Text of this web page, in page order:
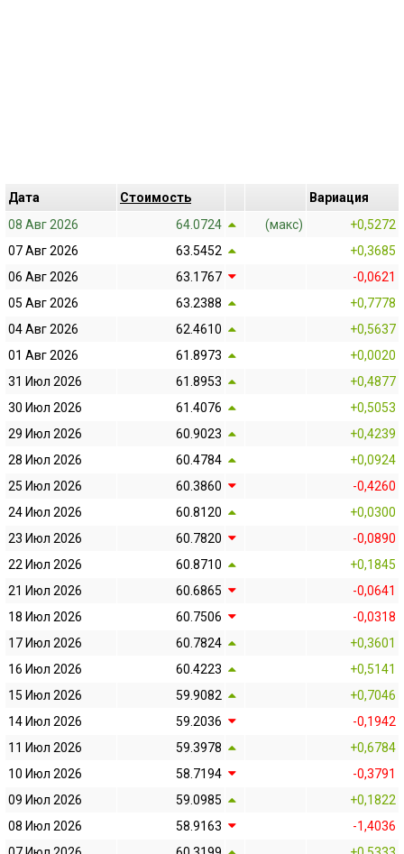
Дата Cтоимость
Bариация
08 Авг 2026
64.0724 (макс)
+0,5272
07 Авг 2026
63.5452
+0,3685
06 Авг 2026
63.1767
-0,0621
05 Авг 2026
63.2388
+0,7778
04 Авг 2026
62.4610
+0,5637
01 Авг 2026
61.8973
+0,0020
31 Июл 2026
61.8953
+0,4877
30 Июл 2026
61.4076
+0,5053
29 Июл 2026
60.9023
+0,4239
28 Июл 2026
60.4784
+0,0924
25 Июл 2026
60.3860
-0,4260
24 Июл 2026
60.8120
+0,0300
23 Июл 2026
60.7820
-0,0890
22 Июл 2026
60.8710
+0,1845
21 Июл 2026
60.6865
-0,0641
18 Июл 2026
60.7506
-0,0318
17 Июл 2026
60.7824
+0,3601
16 Июл 2026
60.4223
+0,5141
15 Июл 2026
59.9082
+0,7046
14 Июл 2026
59.2036
-0,1942
11 Июл 2026
59.3978
+0,6784
10 Июл 2026
58.7194
-0,3791
09 Июл 2026
59.0985
+0,1822
08 Июл 2026
58.9163
-1,4036